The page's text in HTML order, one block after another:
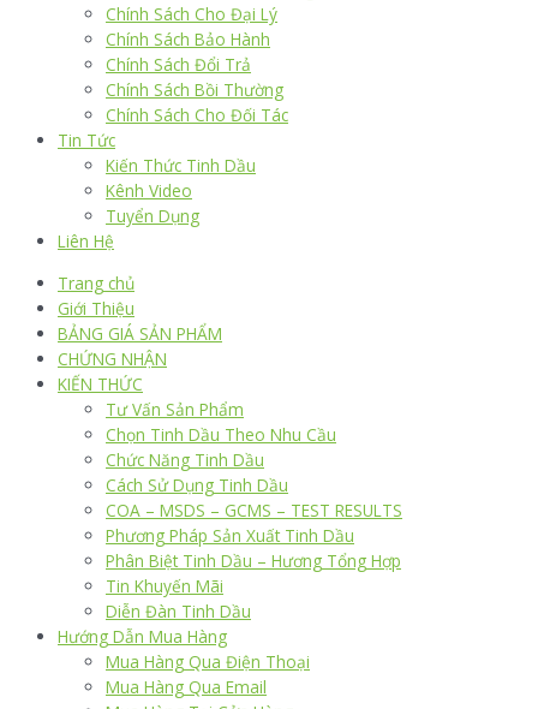
Chính Sách Cho Đại Lý
Chính Sách Bảo Hành
Chính Sách Đổi Trả
Chính Sách Bồi Thường
Chính Sách Cho Đối Tác
Tin Tức
Kiến Thức Tinh Dầu
Kênh Video
Tuyển Dụng
Liên Hệ
Trang chủ
Giới Thiệu
BẢNG GIÁ SẢN PHẨM
CHỨNG NHẬN
KIẾN THỨC
Tư Vấn Sản Phẩm
Chọn Tinh Dầu Theo Nhu Cầu
Chức Năng Tinh Dầu
Cách Sử Dụng Tinh Dầu
COA – MSDS – GCMS – TEST RESULTS
Phương Pháp Sản Xuất Tinh Dầu
Phân Biệt Tinh Dầu – Hương Tổng Hợp
Tin Khuyến Mãi
Diễn Đàn Tinh Dầu
Hướng Dẫn Mua Hàng
Mua Hàng Qua Điện Thoại
Mua Hàng Qua Email